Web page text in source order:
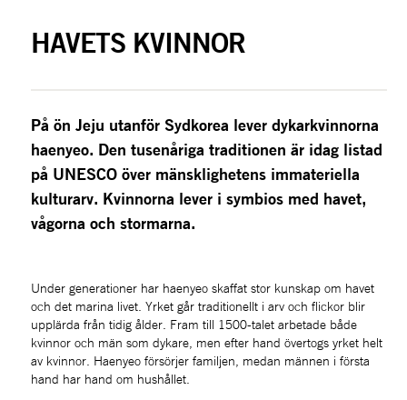
HAVETS KVINNOR
På ön Jeju utanför Sydkorea lever dykarkvinnorna
haenyeo. Den tusenåriga traditionen är idag listad
på UNESCO över mänsklighetens immateriella
kulturarv. Kvinnorna lever i symbios med havet,
vågorna och stormarna.
Under generationer har haenyeo skaffat stor kunskap om havet
och det marina livet. Yrket går traditionellt i arv och flickor blir
upplärda från tidig ålder. Fram till 1500-talet arbetade både
kvinnor och män som dykare, men efter hand övertogs yrket helt
av kvinnor. Haenyeo försörjer familjen, medan männen i första
hand har hand om hushållet.